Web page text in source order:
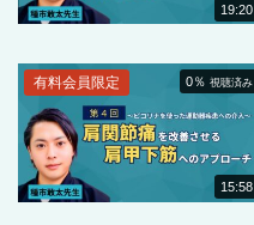
19:20
15:58
0％視聴済み
有料会員限定